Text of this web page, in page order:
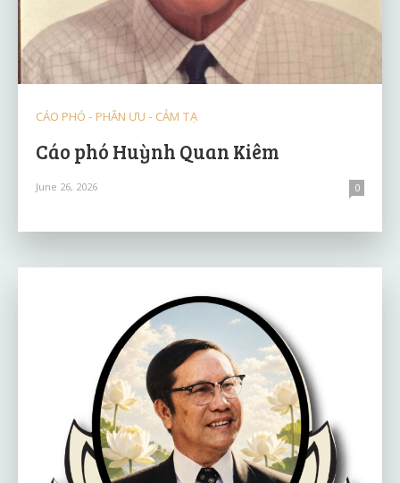
CÁO PHÓ - PHÂN ƯU - CẢM TẠ
Cáo phó Huỳnh Quan Kiêm
June 26, 2026 0